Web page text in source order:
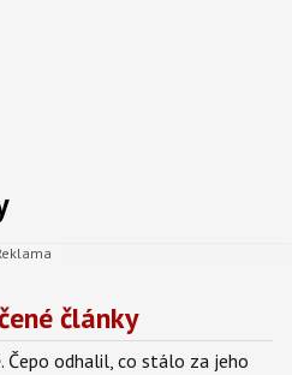
články
odhalil, co stálo za jeho